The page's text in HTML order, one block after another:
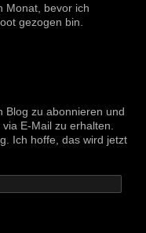
Monat, bevor ich
gezogen bin.
Blog zu abonnieren und
E-Mail zu erhalten.
Ich hoffe, das wird jetzt